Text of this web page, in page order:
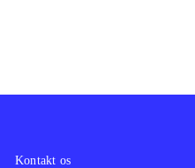
Kontakt os